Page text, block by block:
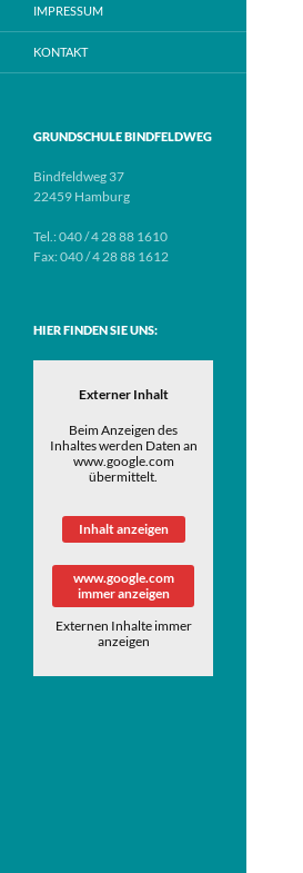
IMPRESSUM
KONTAKT
GRUNDSCHULE BINDFELDWEG
Bindfeldweg 37
22459 Hamburg
Tel.: 040 / 4 28 88 1610
Fax: 040 / 4 28 88 1612
HIER FINDEN SIE UNS:
Externer Inhalt
Beim Anzeigen des
Inhaltes werden Daten an
www.google.com
übermittelt.
Inhalt anzeigen
www.google.com
immer anzeigen
Externen Inhalte immer
anzeigen